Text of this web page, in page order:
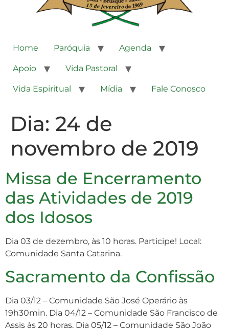
Home Paróquia Agenda
Apoio Vida Pastoral
Vida Espiritual Mídia Fale Conosco
Dia: 24 de
novembro de 2019
Missa de Encerramento
das Atividades de 2019
dos Idosos
Dia 03 de dezembro, às 10 horas. Participe! Local:
Comunidade Santa Catarina.
Sacramento da Confissão
Dia 03/12 – Comunidade São José Operário às
19h30min. Dia 04/12 – Comunidade São Francisco de
Assis às 20 horas. Dia 05/12 – Comunidade São João